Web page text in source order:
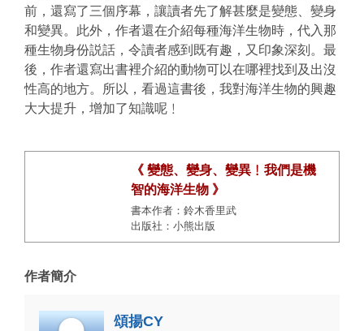
前，還寫了三個序幕，讓讀者先了解甚麼是變態、變身
和變異。此外，作者還在介紹每種海洋生物時，代入那
種生物身份説話，令讀者感到既有趣，又印象深刻。最
後，作者還寫出書裡介紹的動物可以在哪裡找到及出沒
性高的地方。所以，看過這書後，我對海洋生物的興趣
大大提升，增加了知識呢﹗
《 變態、變身、變異﹗我們是機
智的海洋生物 》
書本作者：鈴木香里武
出版社：小熊出版
作者簡介
頌揚CY